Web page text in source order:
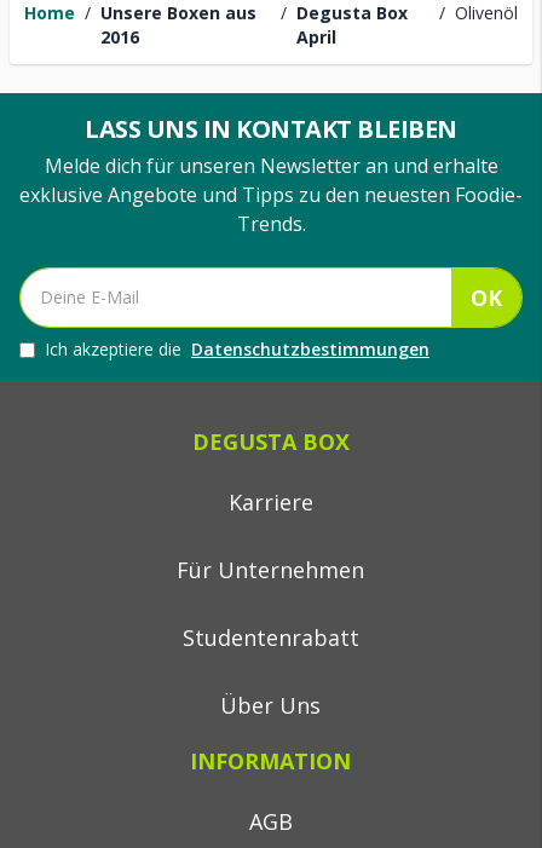
Home / Unsere Boxen aus
2016
/ Degusta Box
April
/ Olivenöl
LASS UNS IN KONTAKT BLEIBEN
Melde dich für unseren Newsletter an und erhalte
exklusive Angebote und Tipps zu den neuesten Foodie-
Trends.
OK
Ich akzeptiere die Datenschutzbestimmungen
DEGUSTA BOX
Karriere
Für Unternehmen
Studentenrabatt
Über Uns
INFORMATION
AGB